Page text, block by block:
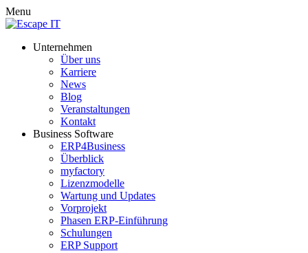
Menu
Unternehmen
Über uns
Karriere
News
Blog
Veranstaltungen
Kontakt
Business Software
ERP4Business
Überblick
myfactory
Lizenzmodelle
Wartung und Updates
Vorprojekt
Phasen ERP-Einführung
Schulungen
ERP Support